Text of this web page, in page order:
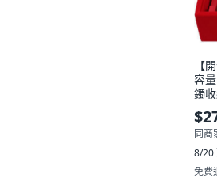
【
容
鐲
展
展
鐲箱
同商
8/20
免費